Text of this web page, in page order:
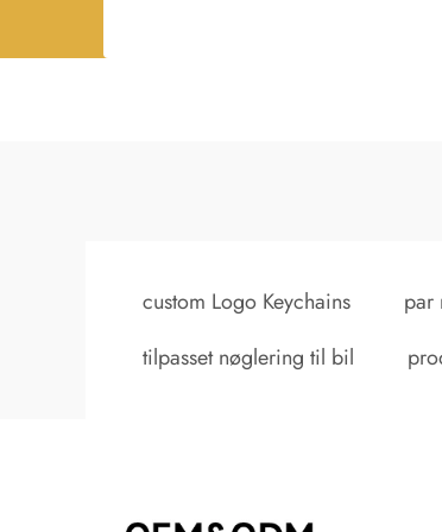
custom Logo Keychains par
tilpasset nøglering til bil